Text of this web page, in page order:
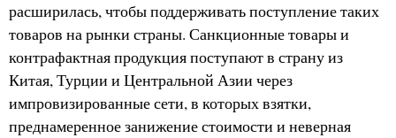
расширилась, чтобы поддерживать поступление таких
товаров на рынки страны. Санкционные товары и
контрафактная продукция поступают в страну из
Китая, Турции и Центральной Азии через
импровизированные сети, в которых взятки,
преднамеренное занижение стоимости и неверная